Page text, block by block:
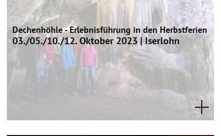
Dechenhöhle - Erlebnisführung in den Herbstferien
03./05./10./12. Oktober 2023 | Iserlohn